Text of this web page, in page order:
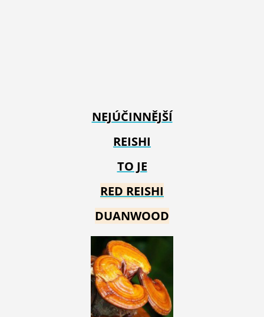
NEJÚČINNĚJŠÍ
REISHI
TO JE
RED REISHI
DUANWOOD